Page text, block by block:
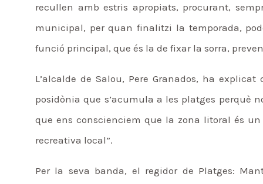
recullen amb estris apropiats, procurant,
municipal, per quan finalitzi la temporada,
funció principal, que és la de fixar la sorra,
L’alcalde de Salou, Pere Granados, ha
posidònia que s’acumula a les platges perquè
que ens conscienciem que la zona litoral és
recreativa local”.
Per la seva banda, el regidor de Platges: